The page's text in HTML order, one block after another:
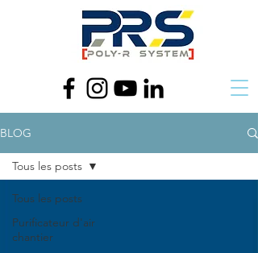
BLOG
Tous les posts
Purificateur d'air
chantier
Tous les posts